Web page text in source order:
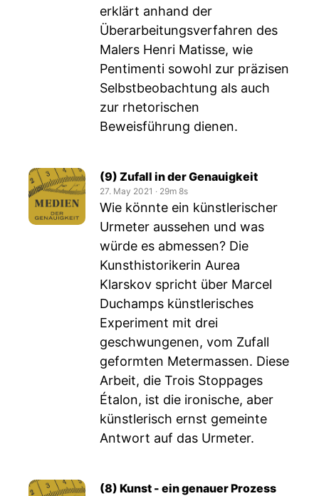
erklärt anhand der
Überarbeitungsverfahren des
Malers Henri Matisse, wie
Pentimenti sowohl zur präzisen
Selbstbeobachtung als auch
zur rhetorischen
Beweisführung dienen.
(9) Zufall in der Genauigkeit
27. May 2021 ‧ 29m 8s
Wie könnte ein künstlerischer
Urmeter aussehen und was
würde es abmessen? Die
Kunsthistorikerin Aurea
Klarskov spricht über Marcel
Duchamps künstlerisches
Experiment mit drei
geschwungenen, vom Zufall
geformten Metermassen. Diese
Arbeit, die Trois Stoppages
Étalon, ist die ironische, aber
künstlerisch ernst gemeinte
Antwort auf das Urmeter.
(8) Kunst - ein genauer Prozess